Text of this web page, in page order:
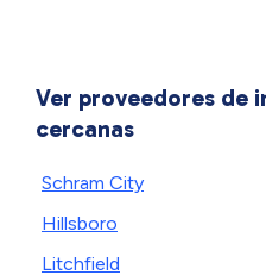
Ver proveedores de
cercanas
Schram City
Hillsboro
Litchfield